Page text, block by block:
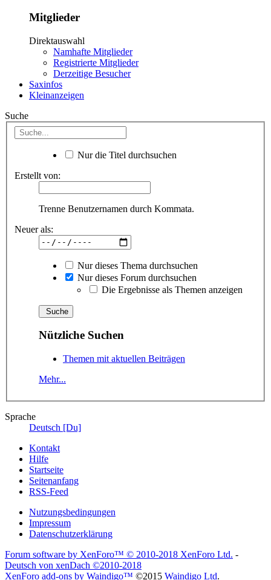
Mitglieder
Direktauswahl
Namhafte Mitglieder
Registrierte Mitglieder
Derzeitige Besucher
Saxinfos
Kleinanzeigen
Suche
Nur die Titel durchsuchen
Erstellt von:
Trenne Benutzernamen durch Kommata.
Neuer als:
Nur dieses Thema durchsuchen
Nur dieses Forum durchsuchen
Die Ergebnisse als Themen anzeigen
Nützliche Suchen
Themen mit aktuellen Beiträgen
Mehr...
Sprache
Deutsch [Du]
Kontakt
Hilfe
Startseite
Seitenanfang
RSS-Feed
Nutzungsbedingungen
Impressum
Datenschutzerklärung
Forum software by XenForo™ © 2010-2018 XenForo Ltd. -
Deutsch von xenDach ©2010-2018
XenForo add-ons by Waindigo™ ©2015 Waindigo Ltd.